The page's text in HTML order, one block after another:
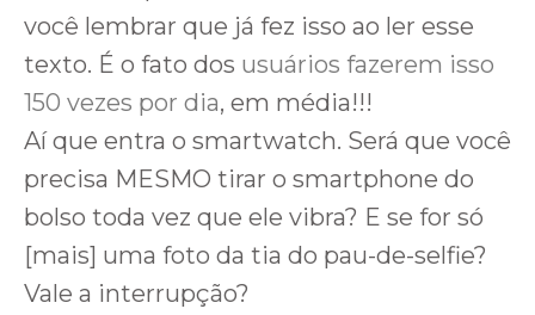
você lembrar que já fez isso ao ler esse
texto. É o fato dos usuários fazerem isso
150 vezes por dia, em média!!!
Aí que entra o smartwatch. Será que você
precisa MESMO tirar o smartphone do
bolso toda vez que ele vibra? E se for só
[mais] uma foto da tia do pau-de-selfie?
Vale a interrupção?